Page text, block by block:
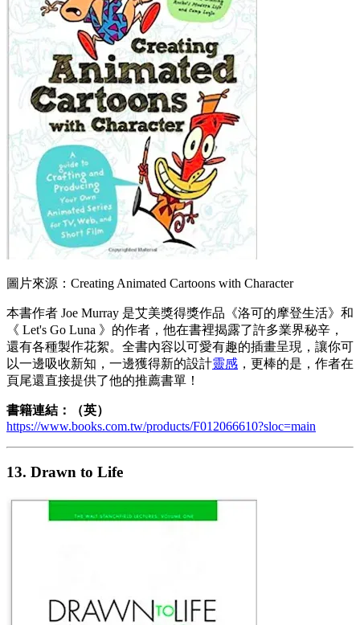
圖片來源：Creating Animated Cartoons with Character
本書作者 Joe Murray 是艾美獎得獎作品《洛可的摩登生活》和
《 Let's Go Luna 》的作者，他在書裡揭露了許多業界秘辛，
還有各種製作花絮。全書內容以可愛有趣的插畫呈現，讓你可
以一邊吸收新知，一邊獲得新的設計靈感 ，更棒的是，作者在
頁尾還直接提供了他的推薦書單！
書籍連結：（英）
https://www.books.com.tw/products/F012066610?sloc=main
13. Drawn to Life